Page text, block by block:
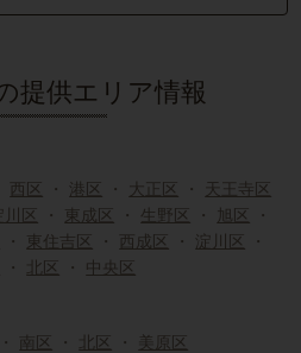
提供エリア情報
西区 ・ 港区 ・ 大正区 ・
天王寺区
川区 ・ 東成区 ・ 生野区 ・ 旭区
・
・ 東住吉区 ・ 西成区 ・ 淀川区
・
・ 北区 ・ 中央区
・ 南区 ・ 北区 ・ 美原区